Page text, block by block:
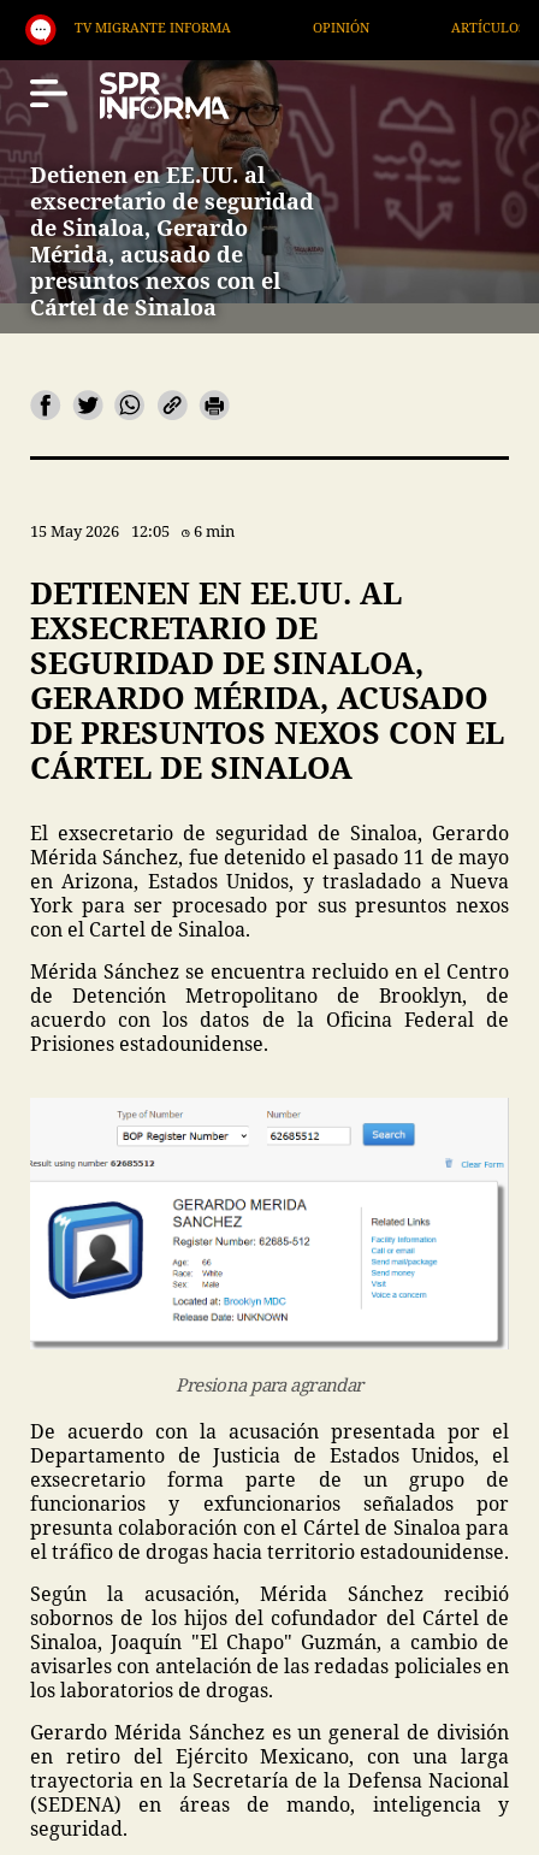
MIGRANTE INFORMA OPINIÓN ARTÍCULOS
Detienen en EE.UU. al
exsecretario de seguridad
de Sinaloa, Gerardo
Mérida, acusado de
presuntos nexos con el
Cártel de Sinaloa
15 May 2026 12:05 6 min
DETIENEN EN EE.UU. AL
EXSECRETARIO DE
SEGURIDAD DE SINALOA,
GERARDO MÉRIDA, ACUSADO
DE PRESUNTOS NEXOS CON EL
CÁRTEL DE SINALOA
El exsecretario de seguridad de Sinaloa, Gerardo
Mérida Sánchez, fue detenido el pasado 11 de mayo
en Arizona, Estados Unidos, y trasladado a Nueva
York para ser procesado por sus presuntos nexos
con el Cartel de Sinaloa.
Mérida Sánchez se encuentra recluido en el Centro
de Detención Metropolitano de Brooklyn, de
acuerdo con los datos de la Oficina Federal de
Prisiones estadounidense.
Presiona para agrandar
De acuerdo con la acusación presentada por el
Departamento de Justicia de Estados Unidos, el
exsecretario forma parte de un grupo de
funcionarios y exfuncionarios señalados por
presunta colaboración con el Cártel de Sinaloa para
el tráfico de drogas hacia territorio estadounidense.
Según la acusación, Mérida Sánchez recibió
sobornos de los hijos del cofundador del Cártel de
Sinaloa, Joaquín "El Chapo" Guzmán, a cambio de
avisarles con antelación de las redadas policiales en
los laboratorios de drogas.
Gerardo Mérida Sánchez es un general de división
en retiro del Ejército Mexicano, con una larga
trayectoria en la Secretaría de la Defensa Nacional
(SEDENA) en áreas de mando, inteligencia y
seguridad.